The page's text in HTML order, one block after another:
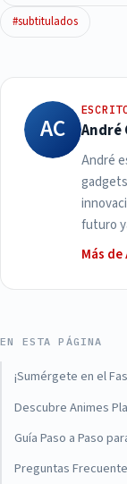
#subtitulados
AC André
André
futuro
Más de
EN ESTA PÁGINA
¡Sumérgete en el
Descubre Animes
Guía Paso a Paso
Preguntas